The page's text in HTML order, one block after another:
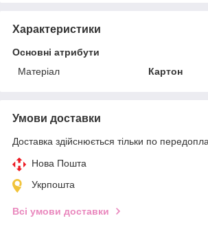
Характеристики
Основні атрибути
Матеріал
Картон
Умови доставки
Доставка здійснюється тільки по
Нова Пошта
Укрпошта
Всі умови доставки